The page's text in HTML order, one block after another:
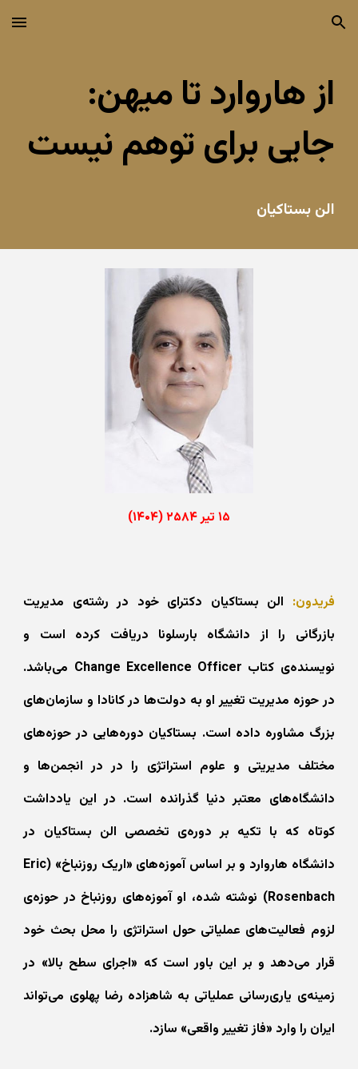
Skip to main content Skip to navigation
از هاروارد تا میهن:
جایی برای توهم نیست
الن بستاکیان
۱۵ تیر ۲۵۸۴ (۱۴۰۴)
فریدون: الن بستاکیان دکترای خود در رشته‌‌ی مدیریت
بازرگانی را از دانشگاه بارسلونا دریافت کرده است و
نویسنده‌ی کتاب Change Excellence Officer می‌باشد.
در حوزه مدیریت تغییر او به دولت‌ها در کانادا و سازمان‌های
بزرگ مشاوره داده است. بستاکیان دوره‌هایی در حوزه‌های
مختلف مدیریتی و علوم استراتژی را در در انجمن‌ها و
دانشگاه‌های معتبر دنیا گذرانده است. در این یادداشت
کوتاه که با تکیه بر دوره‌ی تخصصی الن بستاکیان در
دانشگاه هاروارد و بر اساس آموزه‌های «اریک روزنباخ» (Eric
Rosenbach) نوشته شده، او آموزه‌های روزنباخ در حوزه‌ی
لزوم فعالیت‌های عملیاتی حول استراتژی را محل بحث خود
قرار می‌دهد و بر این باور است که «اجرای سطح‌ بالا» در
زمینه‌ی یاری‌رسانی عملیاتی به شاهزاده رضا پهلوی می‌تواند
ایران را وارد «فاز تغییر واقعی» سازد.